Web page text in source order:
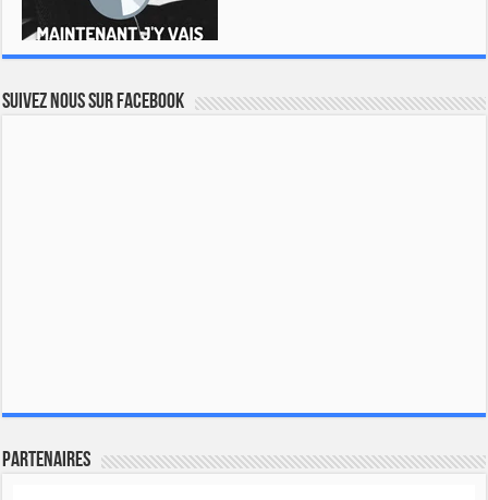
Suivez nous sur Facebook
Partenaires